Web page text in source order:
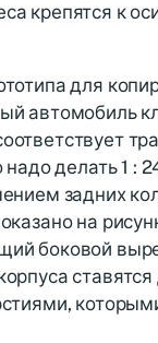
крепятся к
для
автомобиль
надо делать 1 :
задних
на
боковой